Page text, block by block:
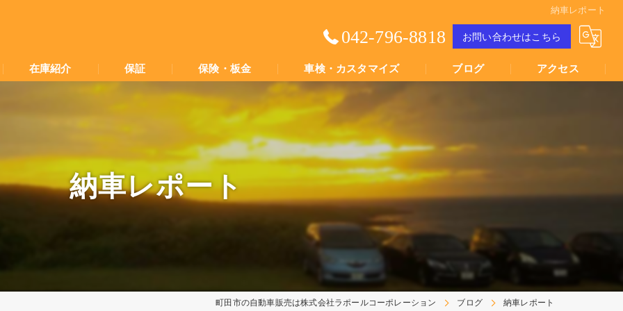
納車レポート
042-796-8818 お問い合わせはこちら
在庫紹介 保証 保険・板金 車検・カスタマイズ ブログ
Youtube動画
アクセス
納車レポート
町田市の自動車販売は株式会社ラポールコーポレーション ブログ 納車レポート